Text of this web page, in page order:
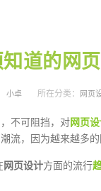
道的网
小卓 所在分类： 网页
不可阻挡，对网页
流，因为越来越多
网页设计方面的流行